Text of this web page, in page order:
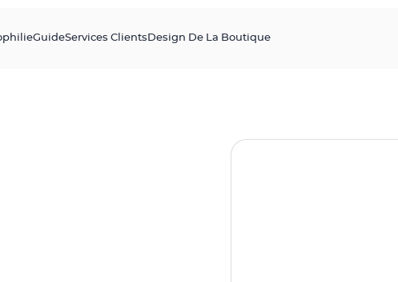
GuideServices Clients Design De La Boutique